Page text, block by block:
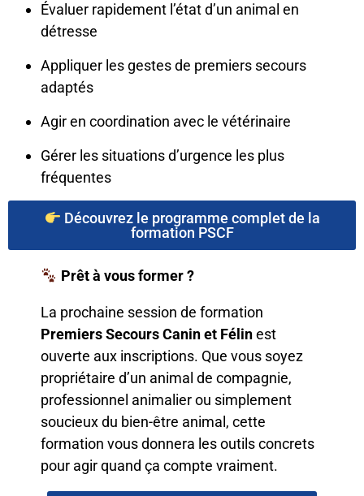
Évaluer rapidement l’état d’un animal en
détresse
Appliquer les gestes de premiers secours
adaptés
Agir en coordination avec le vétérinaire
Gérer les situations d’urgence les plus
fréquentes
Découvrez le programme complet de la
formation PSCF
Prêt à vous former ?
La prochaine session de formation
Premiers Secours Canin et Félinest
ouverte aux inscriptions. Que vous soyez
propriétaire d’un animal de compagnie,
professionnel animalier ou simplement
soucieux du bien-être animal, cette
formation vous donnera les outils concrets
pour agir quand ça compte vraiment.